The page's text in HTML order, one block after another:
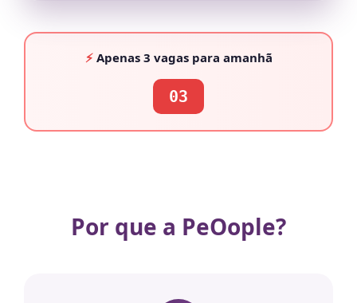
⚡Apenas 3 vagaspara amanhã
03
Por que a PeOople?